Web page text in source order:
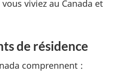
viviez au Canada et
de résidence
comprennent :